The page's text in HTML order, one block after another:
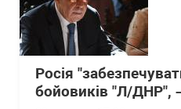
Росія
бойовиків "Л/ДНР",